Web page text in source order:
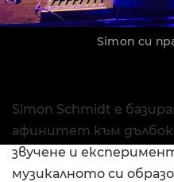
Simon си
Simon Schmidt е
афинитет към
звучене и
музикалното си